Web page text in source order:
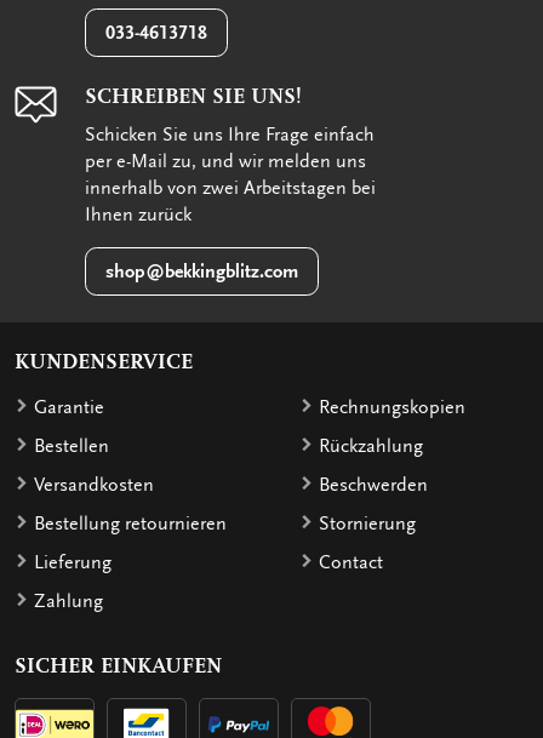
033-4613718
SCHREIBEN SIE UNS!
Schicken Sie uns Ihre Frage einfach
per e-Mail zu, und wir melden uns
innerhalb von zwei Arbeitstagen bei
Ihnen zurück
shop@bekkingblitz.com
KUNDENSERVICE
Garantie
Bestellen
Versandkosten
Bestellung retournieren
Lieferung
Zahlung
Rechnungskopien
Rückzahlung
Beschwerden
Stornierung
Contact
SICHER EINKAUFEN